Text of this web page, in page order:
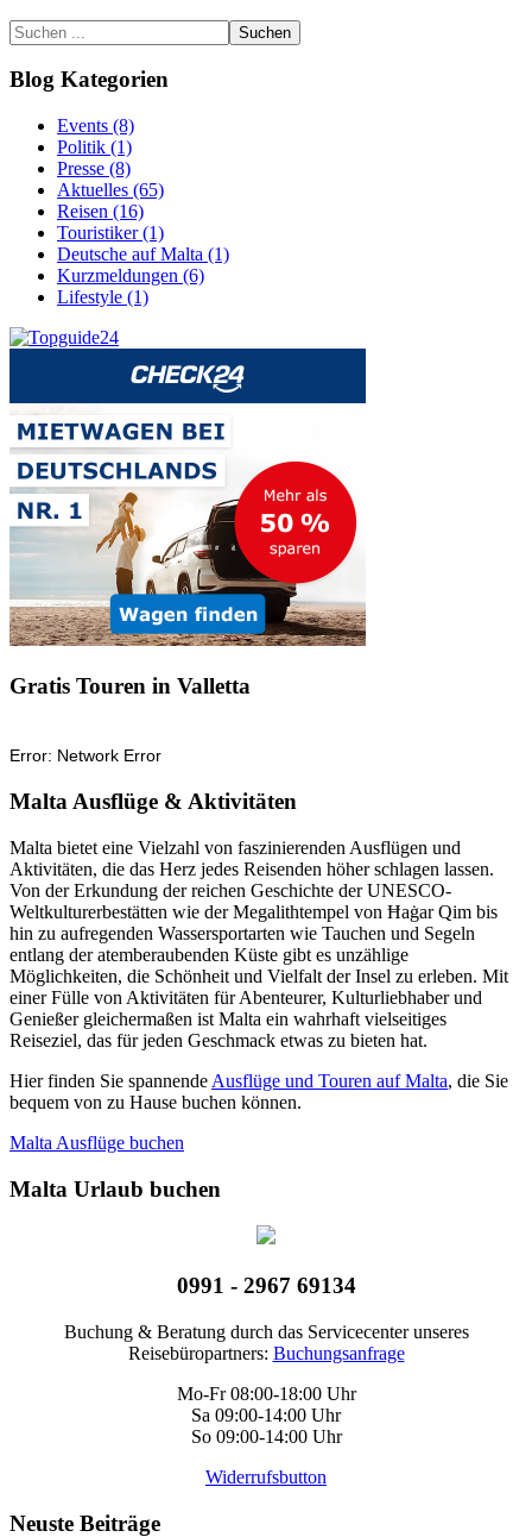
Suchen
Blog Kategorien
Events (8)
Politik (1)
Presse (8)
Aktuelles (65)
Reisen (16)
Touristiker (1)
Deutsche auf Malta (1)
Kurzmeldungen (6)
Lifestyle (1)
Gratis Touren in Valletta
Malta Ausflüge & Aktivitäten
Malta bietet eine Vielzahl von faszinierenden Ausflügen und
Aktivitäten, die das Herz jedes Reisenden höher schlagen lassen.
Von der Erkundung der reichen Geschichte der UNESCO-
Weltkulturerbestätten wie der Megalithtempel von Ħaġar Qim bis
hin zu aufregenden Wassersportarten wie Tauchen und Segeln
entlang der atemberaubenden Küste gibt es unzählige
Möglichkeiten, die Schönheit und Vielfalt der Insel zu erleben. Mit
einer Fülle von Aktivitäten für Abenteurer, Kulturliebhaber und
Genießer gleichermaßen ist Malta ein wahrhaft vielseitiges
Reiseziel, das für jeden Geschmack etwas zu bieten hat.
Hier finden Sie spannende Ausflüge und Touren auf Malta, die Sie
bequem von zu Hause buchen können.
Malta Ausflüge buchen
Malta Urlaub buchen
0991 - 2967 69134
Buchung & Beratung durch das Servicecenter unseres
Reisebüropartners: Buchungsanfrage
Mo-Fr 08:00-18:00 Uhr
Sa 09:00-14:00 Uhr
So 09:00-14:00 Uhr
Widerrufsbutton
Neuste Beiträge